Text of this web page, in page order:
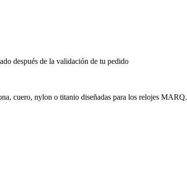
después de la validación de tu pedido
cuero, nylon o titanio diseñadas para los relojes MARQ.